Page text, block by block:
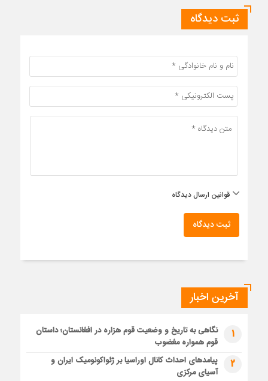
ثبت دیدگاه
قوانین ارسال دیدگاه
ثبت دیدگاه
آخرین اخبار
1
نگاهی به تاریخ و وضعیت قوم هزاره در افغانستان؛ داستان
قوم همواره مغضوب
2
پیامدهای احداث کانال اوراسیا بر ژئواکونومیک ایران و
آسیای مرکزی